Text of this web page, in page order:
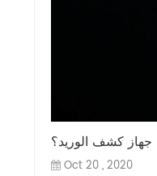
كشف الوريد؟
Oct 20 , 2020